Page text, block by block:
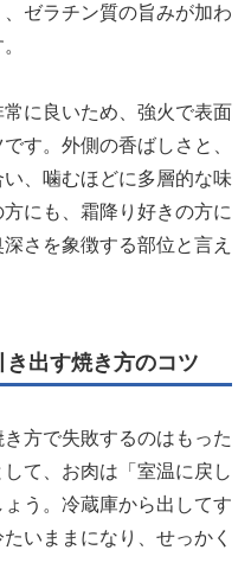
ゼラチン質の旨みが加わ
に良いため、強火で表面
す。外側の香ばしさと、
、噛むほどに多層的な味
にも、霜降り好きの方に
さを象徴する部位と言え
出す焼き方のコツ
方で失敗するのはもった
て、お肉は「室温に戻し
う。冷蔵庫から出してす
いままになり、せっかく